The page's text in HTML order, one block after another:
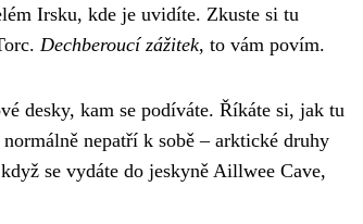
Irsku, kde je uvidíte. Zkuste si tu
Dechberoucí zážitek, to vám povím.
desky, kam se podíváte. Říkáte si, jak tu
nepatří k sobě – arktické druhy
se vydáte do jeskyně Aillwee Cave,